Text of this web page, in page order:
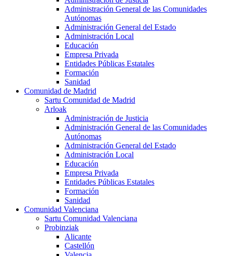
Administración General de las Comunidades
Autónomas
Administración General del Estado
Administración Local
Educación
Empresa Privada
Entidades Públicas Estatales
Formación
Sanidad
Comunidad de Madrid
Sartu Comunidad de Madrid
Arloak
Administración de Justicia
Administración General de las Comunidades
Autónomas
Administración General del Estado
Administración Local
Educación
Empresa Privada
Entidades Públicas Estatales
Formación
Sanidad
Comunidad Valenciana
Sartu Comunidad Valenciana
Probinziak
Alicante
Castellón